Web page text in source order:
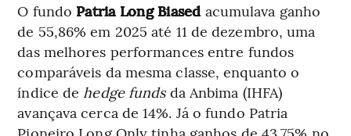
O fundo Patria Long Biased acumulava ganho
de 55,86% em 2025 até 11 de dezembro, uma
das melhores performances entre fundos
comparáveis da mesma classe, enquanto o
índice dehedge fundsda Anbima (IHFA)
avançava cerca de 14%. Já o fundo Patria